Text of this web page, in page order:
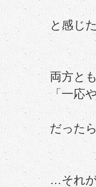
と感じ
両方と
「一応
だった
…それ